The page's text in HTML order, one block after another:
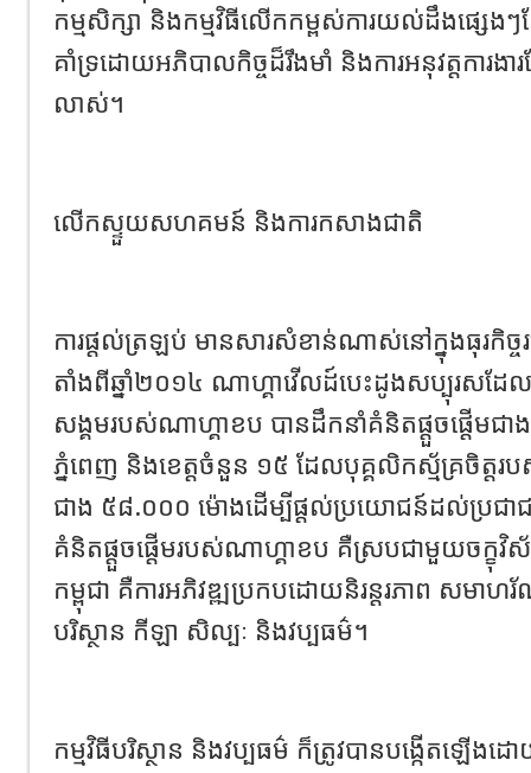
កម្មសិក្សា និងកម្មវិធីលើកកម្ពស់ការយល់ដឹងផ្សេង
គាំទ្រដោយអភិបាលកិច្ចដ៏រឹងមាំ និងការអនុវត្តការងា
លាស់។
លើកស្ទួយសហគមន៍ និងការកសាងជាតិ
ការផ្តល់ត្រឡប់ មានសារសំខាន់ណាស់នៅក្នុងធុរកិច្
តាំងពីឆ្នាំ២០១៤ ណាហ្គាវើលដ៍បេះដូងសប្បុរសដែល
សង្គមរបស់ណាហ្គាខប បានដឹកនាំគំនិតផ្តួចផ្តើមជា
ភ្នំពេញ និងខេត្តចំនួន ១៥ ដែលបុគ្គលិកស្ម័គ្រចិត្ត
ជាង ៥៨.០០០ ម៉ោងដើម្បីផ្តល់ប្រយោជន៍ដល់ប្រជា
គំនិតផ្តួចផ្តើមរបស់ណាហ្គាខប គឺស្របជាមួយចក្ខុវិ
កម្ពុជា គឺការអភិវឌ្ឍប្រកបដោយនិរន្តរភាព សម
បរិស្ថាន កីឡា សិល្បៈ និងវប្បធម៌។
កម្មវិធីបរិស្ថាន និងវប្បធម៌ ក៏ត្រូវបានបង្កើតឡើង